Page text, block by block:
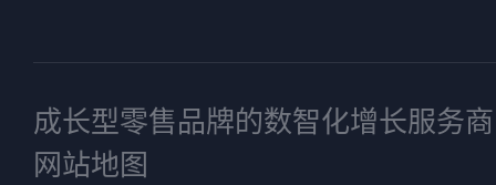
成长型零售品牌的数智化增长服务商
网站地图